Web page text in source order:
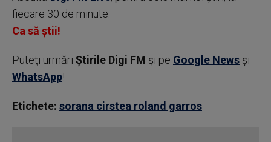
fiecare 30 de minute.
Ca să știi!
Puteţi urmări Știrile Digi FM şi pe Google News şi
WhatsApp!
Etichete: sorana cirstea roland garros